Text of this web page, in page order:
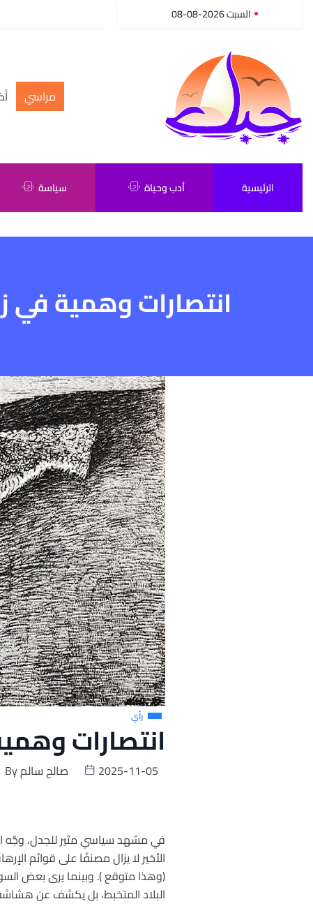
السبت 2026-08-08
مراسي
الرئيسية أدب وحياة سياسة
انتصارات وهمية في
رأي
انتصارات
Byصالح سالم 2025-11-05
في مشهد سياسي مثير للجدل، وجّه
الأخير لا يزال مصنفًا على قوائم
(وهذا متوقع ). وبينما يرى بعض
البلاد المتخبط، بل يكشف عن هشاشة